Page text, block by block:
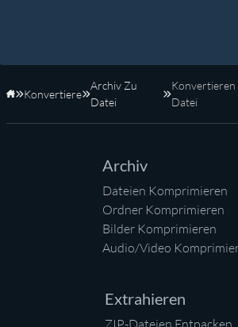
Startseite
Konvertiere
Archiv Zu
Datei
Konvertieren
Datei
Archiv
Dateien Komprimieren
Ordner Komprimieren
Bilder Komprimieren
Audio/Video
Extrahieren